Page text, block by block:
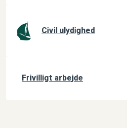
Civil ulydighed
Frivilligt arbejde